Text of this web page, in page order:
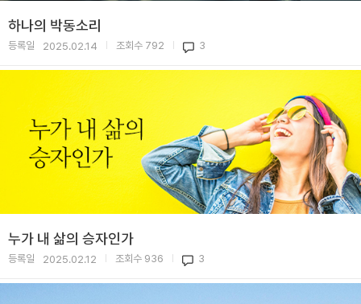
하나의 박동소리
등록일 2025.02.14 조회수 792 3
누가 내 삶의 승자인가
등록일 2025.02.12 조회수 936 3